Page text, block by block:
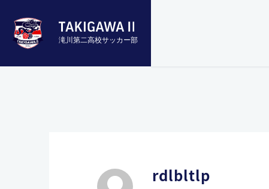
滝川第二高校サッカー部
rdlbltlp